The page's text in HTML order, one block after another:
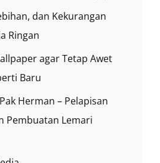
dan Kekurangan
Ringan
agar Tetap Awet
Baru
Herman – Pelapisan
Pembuatan Lemari